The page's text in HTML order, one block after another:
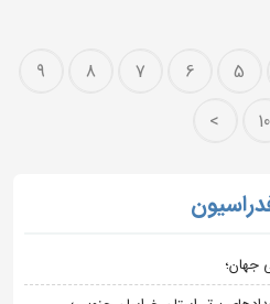
5
6
7
8
9
10
>
جهان؛